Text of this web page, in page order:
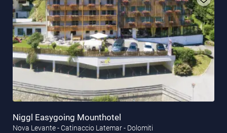
Niggl Easygoing Mounthotel
Nova Levante - Catinaccio Latemar - Dolomiti